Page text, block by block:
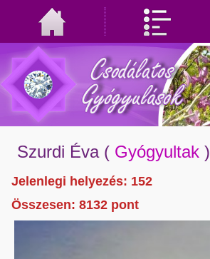
Szurdi Éva ( Gyógyultak)
Jelenlegi helyezés: 152
Összesen: 8132 pont